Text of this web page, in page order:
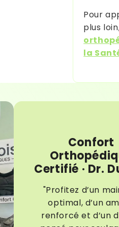
Pour
plus
la
Confort
Certifié · Dr.
"Profitez d’un
optimal, d’un
renforcé et d’un